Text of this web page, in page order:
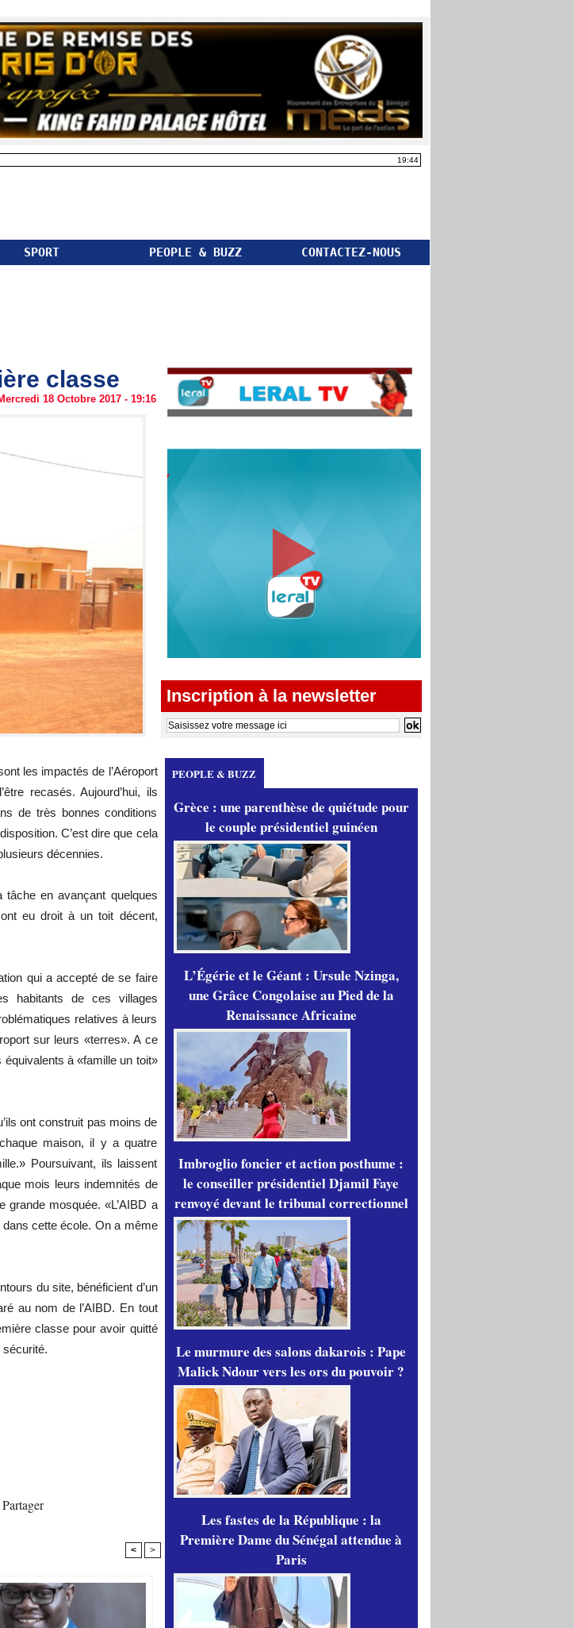
19:44
SPORT PEOPLE & BUZZ CONTACTEZ-NOUS
classe
18 Octobre 2017 - 19:16
les impactés de l’Aéroport
recasés. Aujourd’hui, ils
de très bonnes conditions
C’est dire que cela
décennies.
tâche en avançant quelques
eu droit à un toit décent,
qui a accepté de se faire
habitants de ces villages
relatives à leurs
sur leurs «terres». A ce
à «famille un toit»
ont construit pas moins de
maison, il y a quatre
Poursuivant, ils laissent
mois leurs indemnités de
mosquée. «L’AIBD a
cette école. On a même
du site, bénéficient d’un
au nom de l’AIBD. En tout
classe pour avoir quitté
sécurité.
< >
Inscription à la newsletter
PEOPLE & BUZZ
Grèce : une parenthèse de quiétude pour
le couple présidentiel guinéen
L’Égérie et le Géant : Ursule Nzinga,
une Grâce Congolaise au Pied de la
Renaissance Africaine
Imbroglio foncier et action posthume :
le conseiller présidentiel Djamil Faye
renvoyé devant le tribunal correctionnel
Le murmure des salons dakarois : Pape
Malick Ndour vers les ors du pouvoir ?
Les fastes de la République : la
Première Dame du Sénégal attendue à
Paris